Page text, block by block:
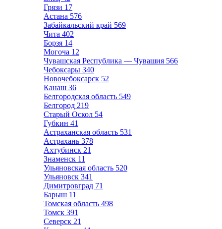
Грязи 17
Астана 576
Забайкальский край 569
Чита 402
Борзя 14
Могоча 12
Чувашская Республика — Чувашия 566
Чебоксары 340
Новочебоксарск 52
Канаш 36
Белгородская область 549
Белгород 219
Старый Оскол 54
Губкин 41
Астраханская область 531
Астрахань 378
Ахтубинск 21
Знаменск 11
Ульяновская область 520
Ульяновск 341
Димитровград 71
Барыш 11
Томская область 498
Томск 391
Северск 21